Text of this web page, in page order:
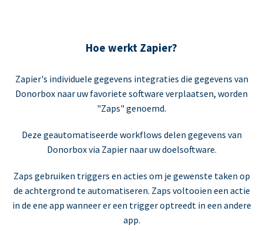
Hoe werkt Zapier?
Zapier's individuele gegevens integraties die gegevens van
Donorbox naar uw favoriete software verplaatsen, worden
"Zaps" genoemd.
Deze geautomatiseerde workflows delen gegevens van
Donorbox via Zapier naar uw doelsoftware.
Zaps gebruiken triggers en acties om je gewenste taken op
de achtergrond te automatiseren. Zaps voltooien een actie
in de ene app wanneer er een trigger optreedt in een andere
app.